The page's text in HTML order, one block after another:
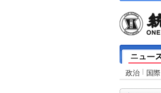
政治 国際